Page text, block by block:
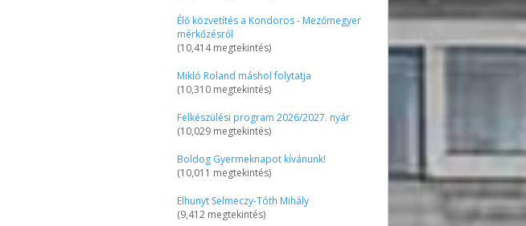
Élő közvetítés a Kondoros - Mezőmegyer
mérkőzésről
(10,414 megtekintés)
Mikló Roland máshol folytatja
(10,310 megtekintés)
Felkészülési program 2026/2027. nyár
(10,029 megtekintés)
Boldog Gyermeknapot kívánunk!
(10,011 megtekintés)
Elhunyt Selmeczy-Tóth Mihály
(9,412 megtekintés)